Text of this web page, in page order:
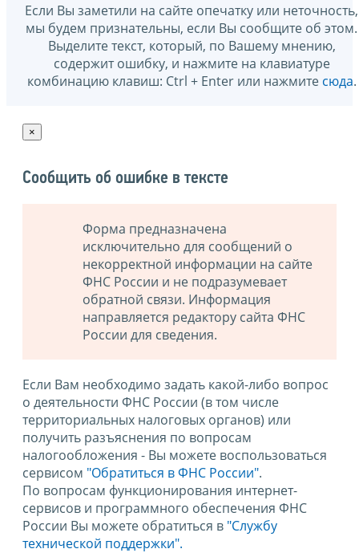
Если Вы заметили на сайте опечатку или неточность,
мы будем признательны, если Вы сообщите об этом.
Выделите текст, который, по Вашему мнению,
содержит ошибку, и нажмите на клавиатуре
комбинацию клавиш: Ctrl + Enter или нажмите сюда.
×
Сообщить об ошибке в тексте
Форма предназначена
исключительно для сообщений о
некорректной информации на сайте
ФНС России и не подразумевает
обратной связи. Информация
направляется редактору сайта ФНС
России для сведения.
Если Вам необходимо задать какой-либо вопрос
о деятельности ФНС России (в том числе
территориальных налоговых органов) или
получить разъяснения по вопросам
налогообложения - Вы можете воспользоваться
сервисом "Обратиться в ФНС России".
По вопросам функционирования интернет-
сервисов и программного обеспечения ФНС
России Вы можете обратиться в "Службу
технической поддержки".